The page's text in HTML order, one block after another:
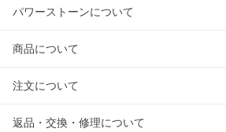
パワーストーンについて
商品について
注文について
返品・交換・修理について